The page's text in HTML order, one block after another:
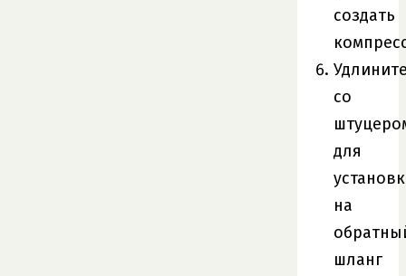
создать
со
для
на
шланг